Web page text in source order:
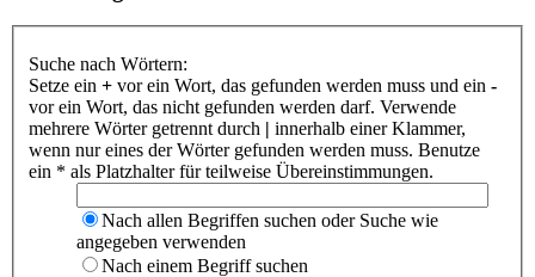
Suche nach Wörtern:
Setze ein + vor ein Wort, das gefunden werden muss und ein -
vor ein Wort, das nicht gefunden werden darf. Verwende
mehrere Wörter getrennt durch | innerhalb einer Klammer,
wenn nur eines der Wörter gefunden werden muss. Benutze
ein * als Platzhalter für teilweise Übereinstimmungen.
Nach allen Begriffen suchen oder Suche wie
angegeben verwenden
Nach einem Begriff suchen